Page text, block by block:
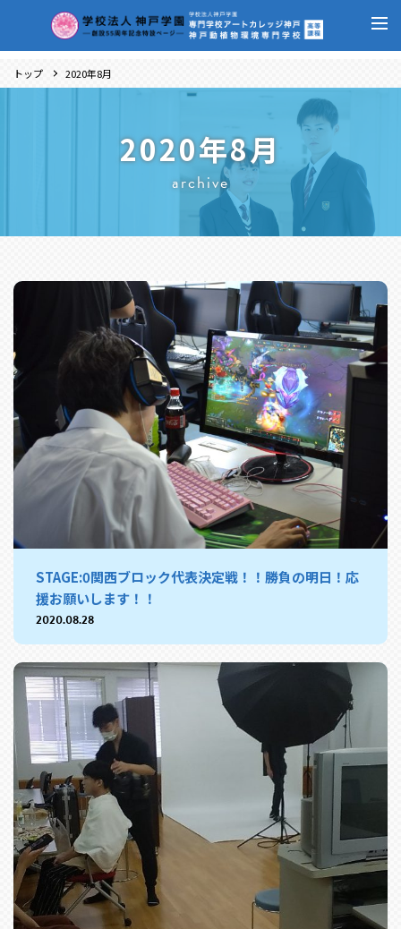
トップ 2020年8月
2020年8月
archive
STAGE:0関西ブロック代表決定戦！！勝負の明日！応
援お願いします！！
2020.08.28